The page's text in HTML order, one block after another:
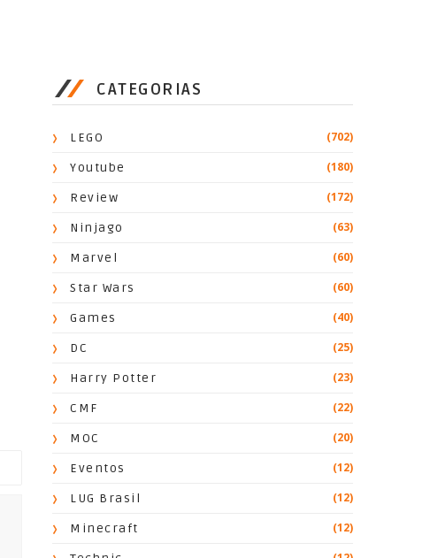
CATEGORIAS
LEGO (702)
Youtube (180)
Review (172)
Ninjago (63)
Marvel (60)
Star Wars (60)
Games (40)
DC (25)
Harry Potter (23)
CMF (22)
MOC (20)
Eventos (12)
LUG Brasil (12)
Minecraft (12)